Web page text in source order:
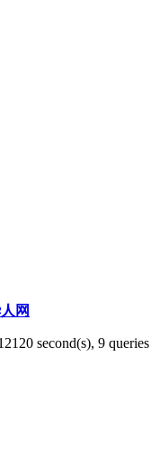
网
second(s), 9